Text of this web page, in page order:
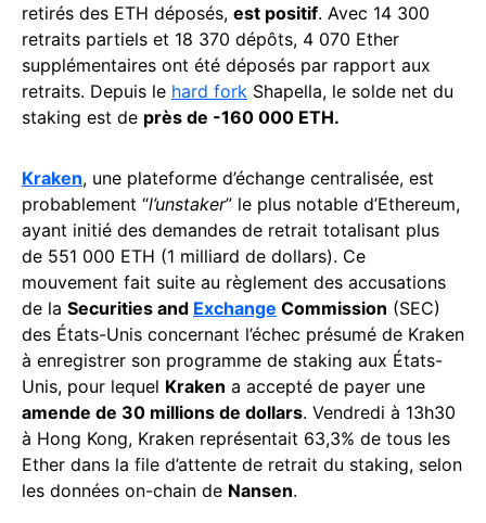
retirés des ETH déposés, est positif. Avec 14 300
retraits partiels et 18 370 dépôts, 4 070 Ether
supplémentaires ont été déposés par rapport aux
retraits. Depuis le hard fork Shapella, le solde net du
staking est de près de -160 000 ETH.
Kraken, une plateforme d’échange centralisée, est
probablement “l’unstaker” le plus notable d’Ethereum,
ayant initié des demandes de retrait totalisant plus
de 551 000 ETH (1 milliard de dollars). Ce
mouvement fait suite au règlement des accusations
de la Securities and Exchange Commission (SEC)
des États-Unis concernant l’échec présumé de Kraken
à enregistrer son programme de staking aux États-
Unis, pour lequel Kraken a accepté de payer une
amende de 30 millions de dollars. Vendredi à 13h30
à Hong Kong, Kraken représentait 63,3% de tous les
Ether dans la file d’attente de retrait du staking, selon
les données on-chain de Nansen.